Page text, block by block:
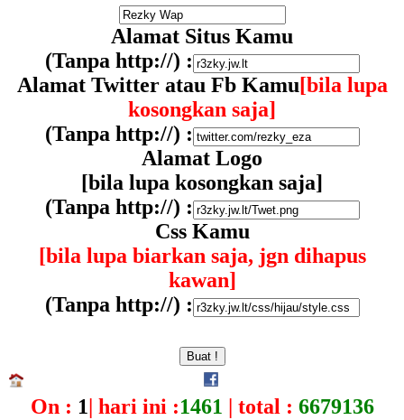
Alamat Situs Kamu
(Tanpa http://) :
Alamat Twitter atau Fb Kamu[bila lupa
kosongkan saja]
(Tanpa http://) :
Alamat Logo
[bila lupa kosongkan saja]
(Tanpa http://) :
Css Kamu
[bila lupa biarkan saja, jgn dihapus
kawan]
(Tanpa http://) :
On : 1| hari ini :1461 | total : 6679136